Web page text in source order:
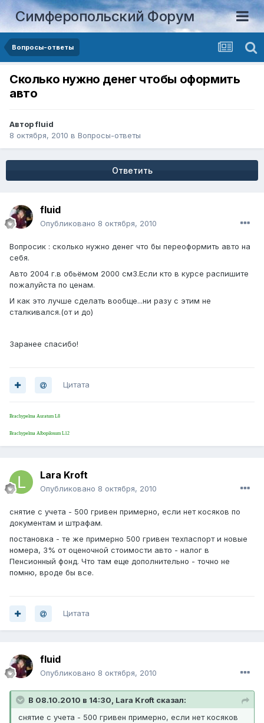
Симферопольский Форум
Вопросы-ответы
Сколько нужно денег чтобы оформить
авто
Авторfluid
8 октября, 2010 в Вопросы-ответы
Ответить
fluid
Опубликовано 8 октября, 2010
Вопросик : сколько нужно денег что бы переоформить авто на
себя.
Авто 2004 г.в обьёмом 2000 см3.Если кто в курсе распишите
пожалуйста по ценам.
И как это лучше сделать вообще...ни разу с этим не
сталкивался.(от и до)
Заранее спасибо!
Цитата
Brachypelma Auratum L8
Brachypelma Albopilosum L12
Lara Kroft
Опубликовано 8 октября, 2010
снятие с учета - 500 гривен примерно, если нет косяков по
документам и штрафам.
постановка - те же примерно 500 гривен техпаспорт и новые
номера, 3% от оценочной стоимости авто - налог в
Пенсионный фонд. Что там еще дополнительно - точно не
помню, вроде бы все.
Цитата
fluid
Опубликовано 8 октября, 2010
В 08.10.2010 в 14:30, Lara Kroft сказал:
снятие с учета - 500 гривен примерно, если нет косяков